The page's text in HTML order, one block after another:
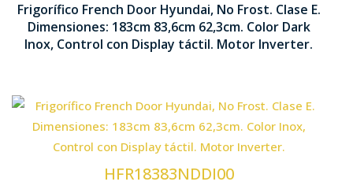
Frigorífico French Door Hyundai, No Frost. Clase E.
Dimensiones: 183cm 83,6cm 62,3cm. Color Dark
Inox, Control con Display táctil. Motor Inverter.
Interior Metal Cooling 1830 x
HFR18383NDDI00
Tecnología No Frost
Ventilación Multi Air Flow